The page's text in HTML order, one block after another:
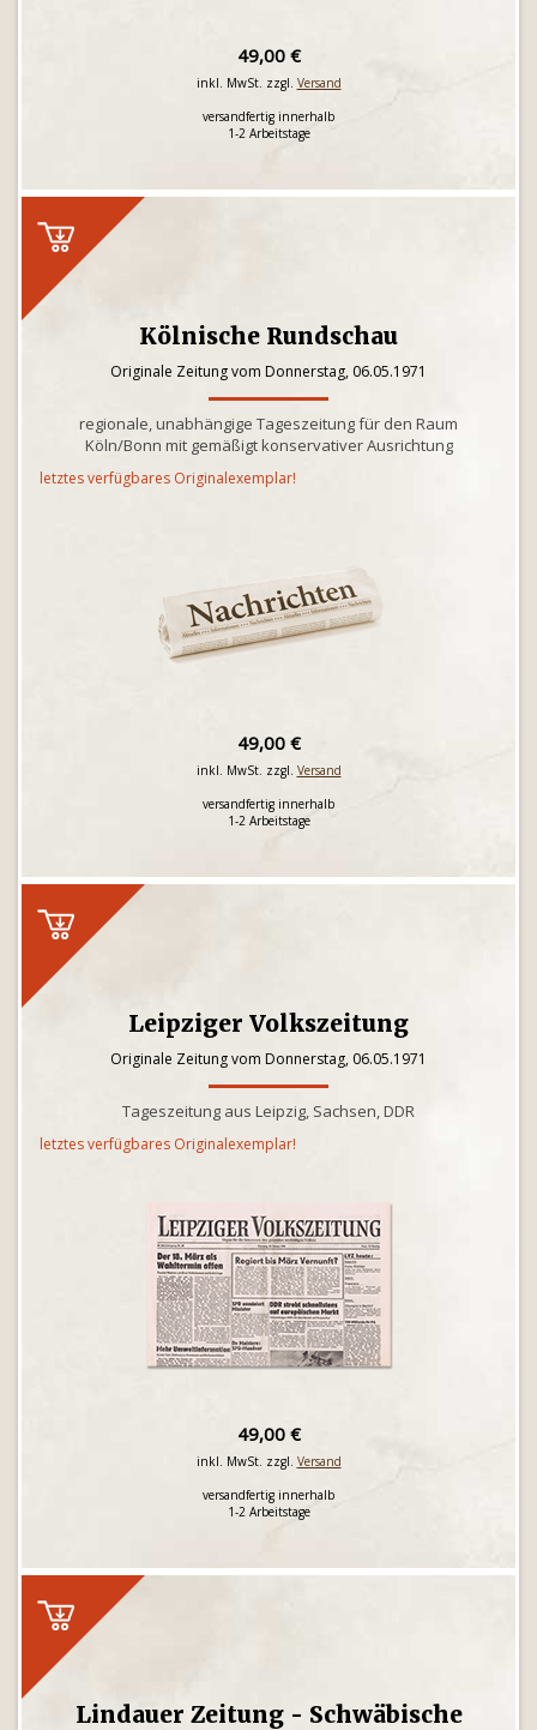
49,00 €
inkl. MwSt. zzgl. Versand
versandfertig innerhalb
1-2 Arbeitstage
Kölnische Rundschau
Originale Zeitung vom Donnerstag, 06.05.1971
regionale, unabhängige Tageszeitung für den Raum
Köln/Bonn mit gemäßigt konservativer Ausrichtung
letztes verfügbares Originalexemplar!
49,00 €
inkl. MwSt. zzgl. Versand
versandfertig innerhalb
1-2 Arbeitstage
Leipziger Volkszeitung
Originale Zeitung vom Donnerstag, 06.05.1971
Tageszeitung aus Leipzig, Sachsen, DDR
letztes verfügbares Originalexemplar!
49,00 €
inkl. MwSt. zzgl. Versand
versandfertig innerhalb
1-2 Arbeitstage
Lindauer Zeitung - Schwäbische